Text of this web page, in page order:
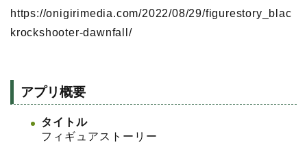
https://onigirimedia.com/2022/08/29/figurestory_blac
krockshooter-dawnfall/
アプリ概要
タイトル
フィギュアストーリー